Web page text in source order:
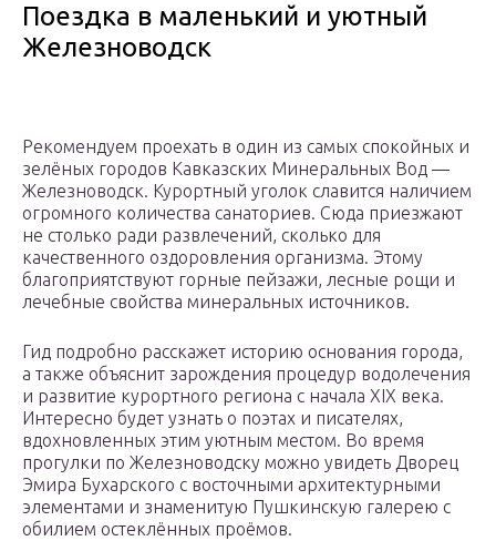
Поездка в маленький и уютный
Железноводск
Рекомендуем проехать в один из самых спокойных и
зелёных городов Кавказских Минеральных Вод —
Железноводск. Курортный уголок славится наличием
огромного количества санаториев. Сюда приезжают
не столько ради развлечений, сколько для
качественного оздоровления организма. Этому
благоприятствуют горные пейзажи, лесные рощи и
лечебные свойства минеральных источников.
Гид подробно расскажет историю основания города,
а также объяснит зарождения процедур водолечения
и развитие курортного региона с начала XIX века.
Интересно будет узнать о поэтах и писателях,
вдохновленных этим уютным местом. Во время
прогулки по Железноводску можно увидеть Дворец
Эмира Бухарского с восточными архитектурными
элементами и знаменитую Пушкинскую галерею с
обилием остеклённых проёмов.